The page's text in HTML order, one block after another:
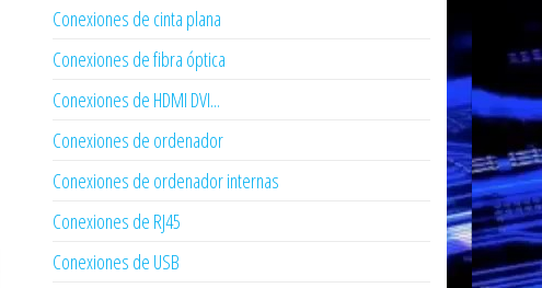
Conexiones de cinta plana
Conexiones de fibra óptica
Conexiones de HDMI DVI...
Conexiones de ordenador
Conexiones de ordenador internas
Conexiones de RJ45
Conexiones de USB